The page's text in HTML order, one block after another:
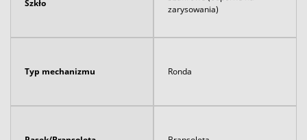
Szkło
zarysowania)
Typ mechanizmu Ronda